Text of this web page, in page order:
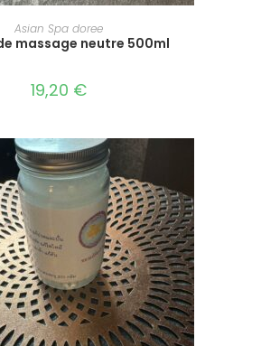
AJOUTER AU PANIER
Asian Spa doree
massage neutre 500ml
19,20 €